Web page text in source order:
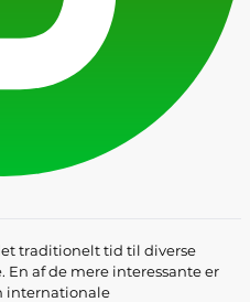
traditionelt tid til diverse
En af de mere interessante er
internationale